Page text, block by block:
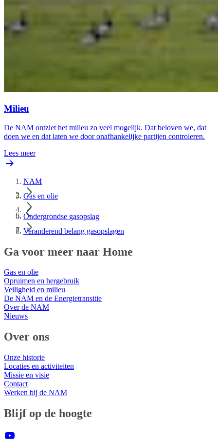
Milieu
De NAM ontziet het milieu zo veel mogelijk. Dat beloven we, dat
doen we en dat laten we door onafhankelijke partijen controleren.
Lees meer
NAM
Gas en olie
Ondergrondse gasopslag
Veranderend belang gasopslagen
Ga voor meer naar Home
Gas en olie
Opruimen en hergebruik
Veiligheid en milieu
De NAM en de Energietransitie
Over de NAM
Nieuws
Over ons
Onze historie
Locaties en activiteiten
Missie en visie
Contact
Werken bij de NAM
Blijf op de hoogte